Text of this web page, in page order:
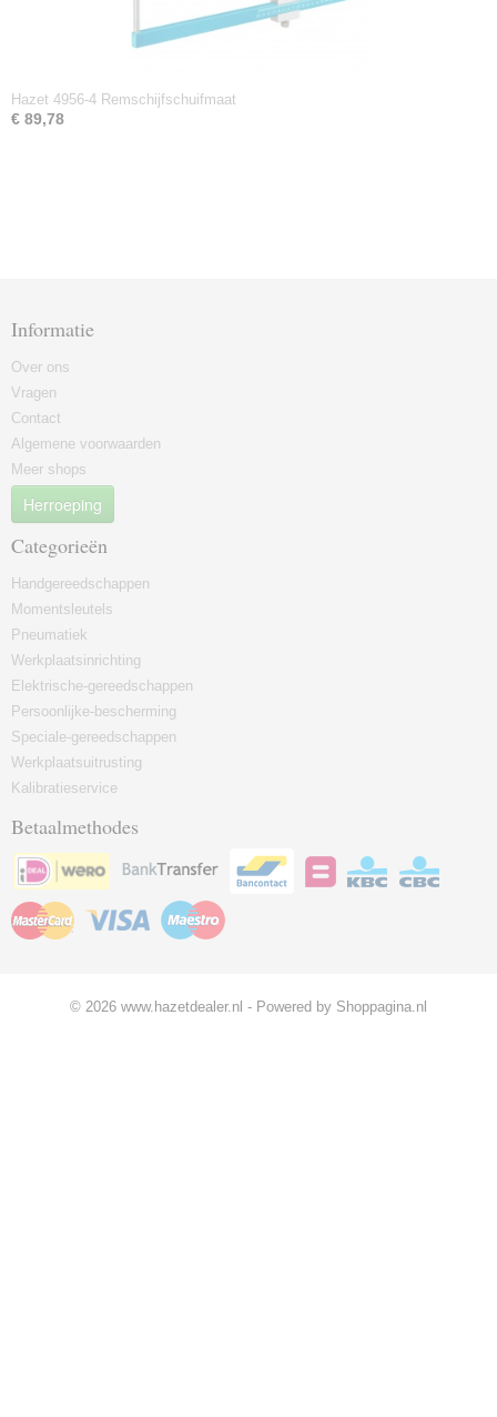
Hazet 4956-4 Remschijfschuifmaat
€ 89,78
Informatie
Over ons
Vragen
Contact
Algemene voorwaarden
Meer shops
Herroeping
Categorieën
Handgereedschappen
Momentsleutels
Pneumatiek
Werkplaatsinrichting
Elektrische-gereedschappen
Persoonlijke-bescherming
Speciale-gereedschappen
Werkplaatsuitrusting
Kalibratieservice
Betaalmethodes
© 2026 www.hazetdealer.nl - Powered by Shoppagina.nl